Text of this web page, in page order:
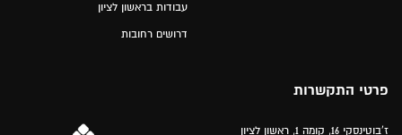
עבודות בראשון לציון
דרושים רחובות
פרטי התקשרות
ז'בוטינסקי 16, קומה 1, ראשון לציון